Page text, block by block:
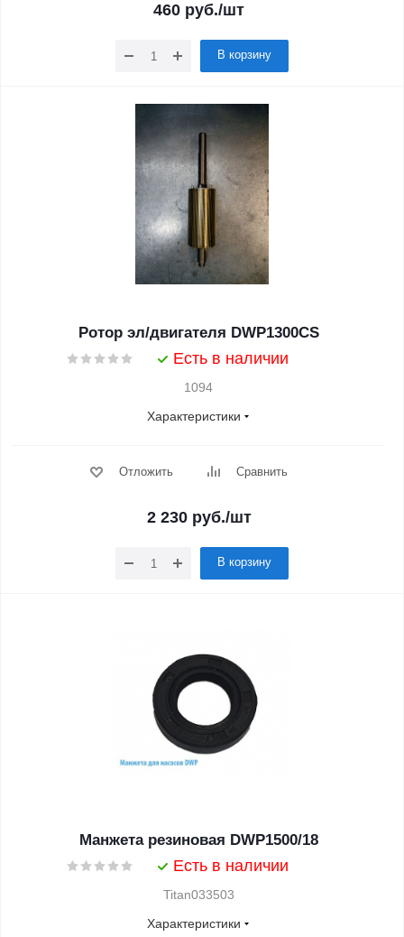
460 руб./шт
В корзину
Ротор эл/двигателя DWP1300CS
Есть в наличии
1094
Характеристики
Отложить Сравнить
2 230руб./шт
В корзину
Манжета резиновая DWP1500/18
Есть в наличии
Titan033503
Характеристики